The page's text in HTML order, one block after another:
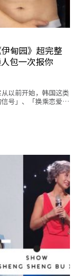
甸园》超完整
包一次报你
以前开始，韩国这类
信号」、「换乘恋爱…